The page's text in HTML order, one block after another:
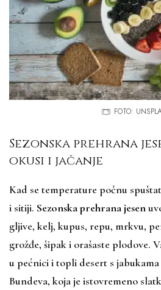
FOTO:
Sezonska prehrana
okusi i jačanje
Kad se temperature počnu
i sitiji. Sezonska prehrana jesen
gljive, kelj, kupus, repu, mrkvu,
grožđe, šipak i orašaste plodove.
u pećnici i topli desert s
Bundeva, koja je istovremeno